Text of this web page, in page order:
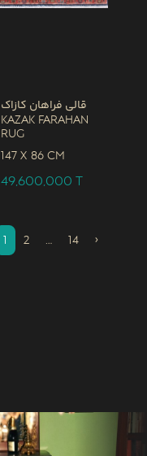
قالی فراهان کازاک
Kazak Farahan
Rug
147 x 86 CM
49,600,000T
1 2 … 14 ›